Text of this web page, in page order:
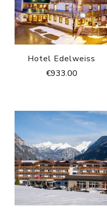
Hotel Edelweiss
€933.00